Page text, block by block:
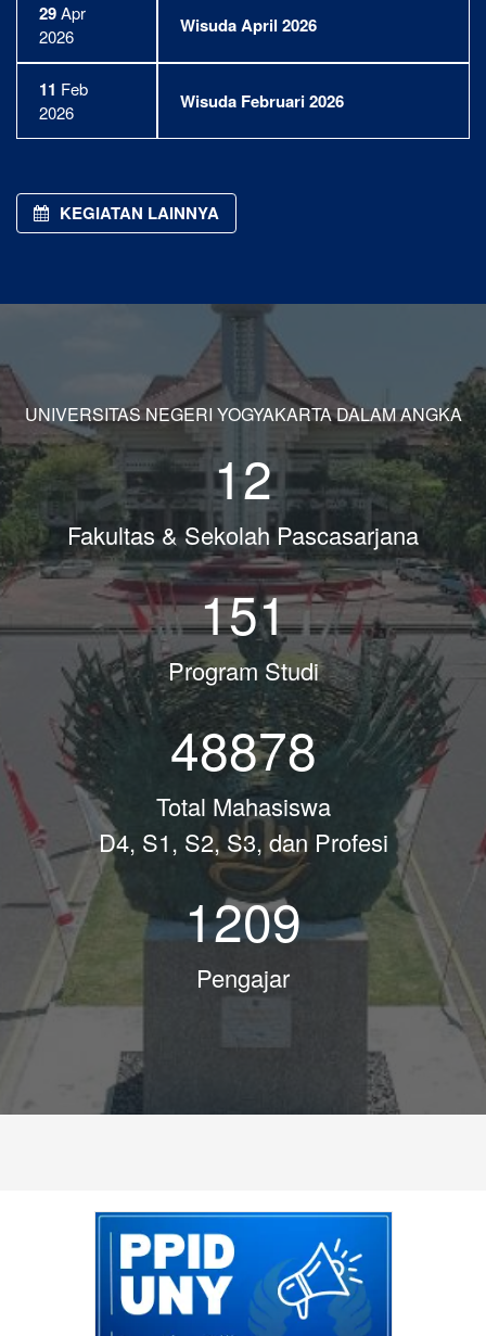
29Apr
2026
Wisuda April 2026
11 Feb
2026
Wisuda Februari 2026
KEGIATAN LAINNYA
UNIVERSITAS NEGERI YOGYAKARTA DALAM ANGKA
12
Fakultas & Sekolah Pascasarjana
151
Program Studi
48878
Total Mahasiswa
D4, S1, S2, S3, dan Profesi
1209
Pengajar